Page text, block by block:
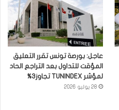
عاجل: بورصة تونس تقرر التعليق
المؤقت للتداول بعد التراجع الحاد
لمؤشر TUNINDEX تجاوز3%
28 يوليو 2026